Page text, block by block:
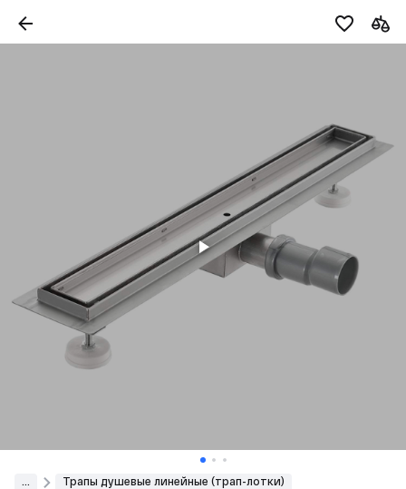
... Трапы душевые линейные (трап-лотки)